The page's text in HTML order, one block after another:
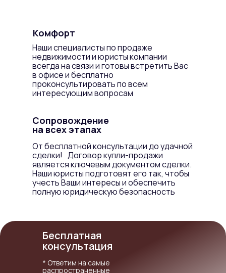
Комфорт
Сопровождение
на всех этапах
Наши специалисты по продаже
недвижимости и юристы компании
всегда на связи и готовы встретить Вас
в офисе и бесплатно
проконсультировать по всем
интересующим вопросам
От бесплатной консультации до удачной
сделки! Договор купли-продажи
является ключевым документом сделки.
Наши юристы подготовят его так, чтобы
учесть Ваши интересы и обеспечить
полную юридическую безопасность
Бесплатная
консультация
* Ответим на самые
распространенные